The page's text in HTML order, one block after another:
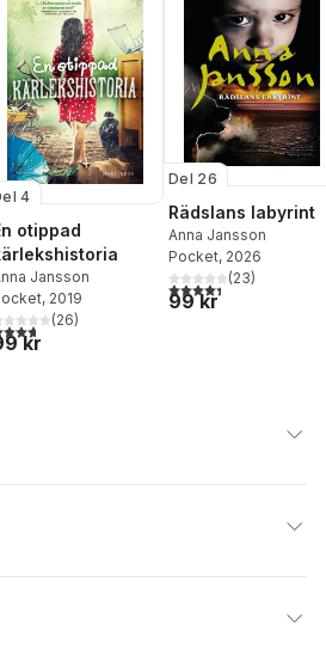
röster:
4
otippad
Jansson
, 2019
utav 5 stjärnor. Totalt antal röster:
(26)
kr
Del 26
Rädslans labyrint
Anna Jansson
Pocket, 2026
4,4utav 5 stjärnor.
(23)
99 kr